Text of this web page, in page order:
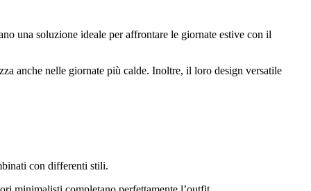
una soluzione ideale per affrontare le giornate estive con il
anche nelle giornate più calde. Inoltre, il loro design versatile
con differenti stili.